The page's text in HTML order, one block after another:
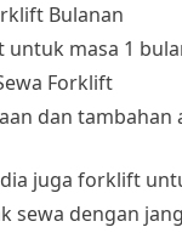
Bulanan
untuk masa 1
Forklift
dan
juga forklift
sewa dengan